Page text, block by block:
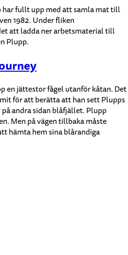
har fullt upp med att samla mat till
1982. Under fliken
att ladda ner arbetsmaterial till
Plupp.
en jättestor fågel utanför kåtan. Det
för att berätta att han sett Plupps
andra sidan blåfjället. Plupp
Men på vägen tillbaka måste
hämta hem sina blårandiga